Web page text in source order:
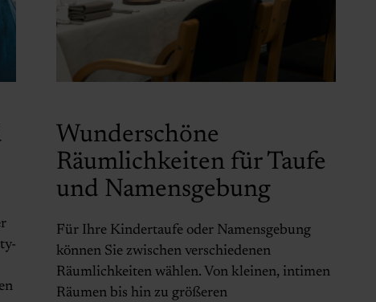
Wunderschöne
Räumlichkeiten für Taufe
und Namensgebung
Für Ihre Kindertaufe oder Namensgebung
können Sie zwischen verschiedenen
Räumlichkeiten wählen. Von kleinen, intimen
Räumen bis hin zu größeren